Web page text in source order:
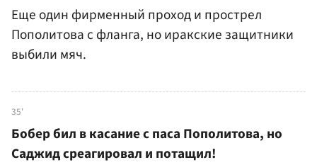
Еще один фирменный проход и прострел
Пополитова с фланга, но иракские защитники
выбили мяч.
35'
Бобер бил в касание с паса Пополитова, но
Саджид среагировал и потащил!